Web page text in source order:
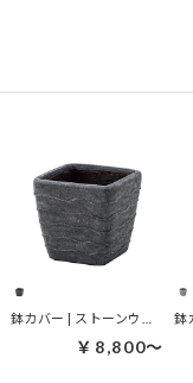
￥8,800～
鉢